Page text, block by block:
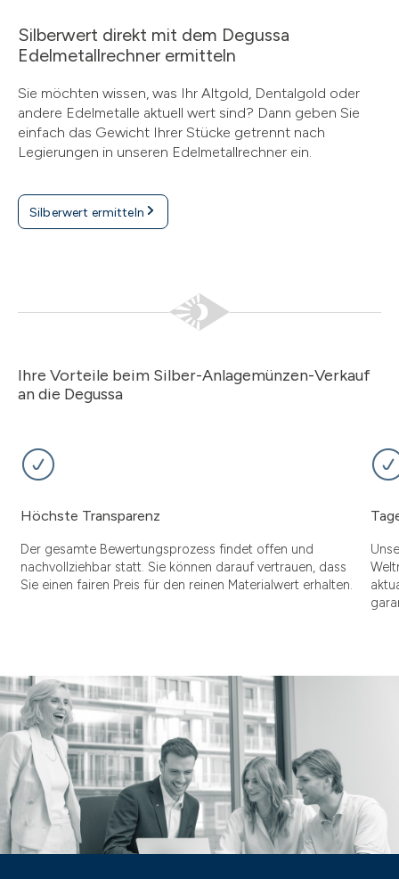
Silberwert direkt mit dem Degussa
Edelmetallrechner ermitteln
Sie möchten wissen, was Ihr Altgold, Dentalgold oder
andere Edelmetalle aktuell wert sind? Dann geben Sie
einfach das Gewicht Ihrer Stücke getrennt nach
Legierungen in unseren Edelmetallrechner ein.
Silberwert ermitteln
Ihre Vorteile beim Silber-Anlagemünzen-Verkauf
an die Degussa
Höchste Transparenz
Der gesamte Bewertungsprozess findet offen und
nachvollziehbar statt. Sie können darauf vertrauen, dass
Sie einen fairen Preis für den reinen Materialwert erhalten.